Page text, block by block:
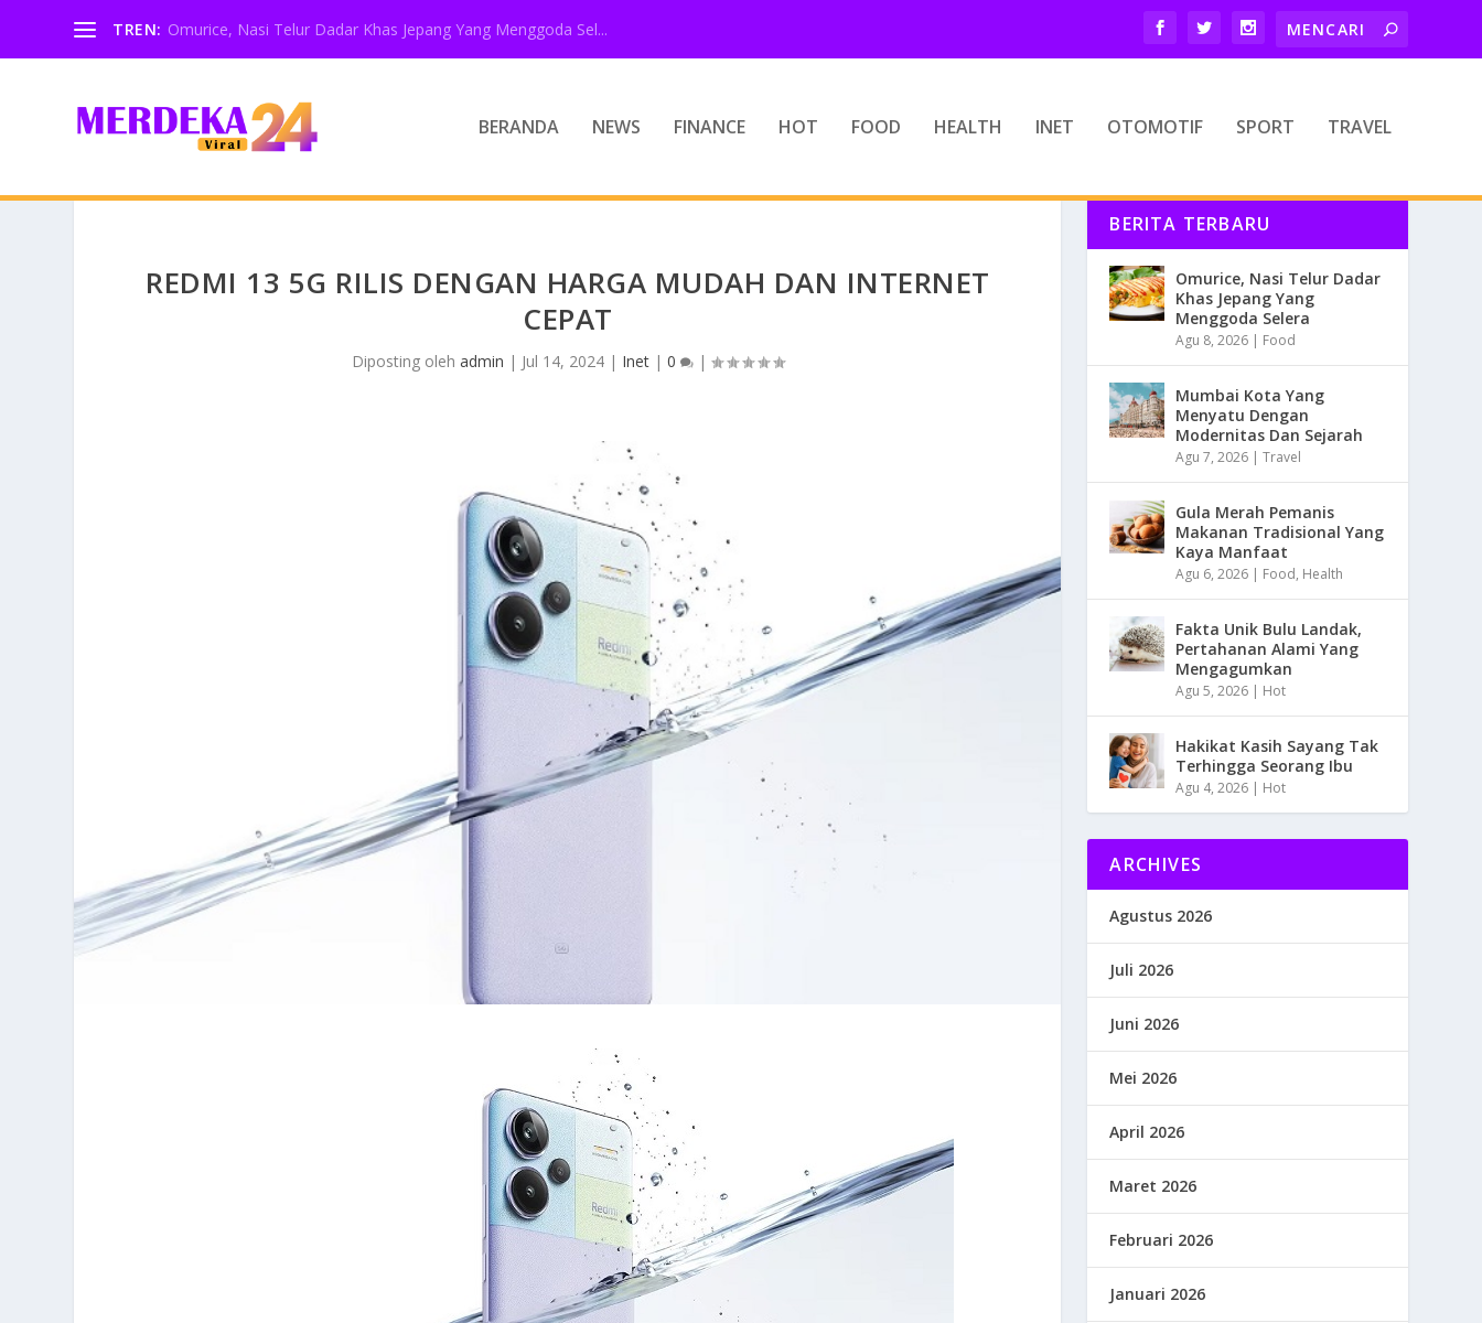
TREN: Omurice, Nasi Telur Dadar Khas Jepang Yang Menggoda Sel...
BERANDA NEWS FINANCE HOT FOOD HEALTH INET OTOMOTIF SPORT TRAVEL
REDMI 13 5G RILIS DENGAN HARGA MUDAH DAN INTERNET
CEPAT
Diposting oleh admin | Jul 14, 2024| Inet| 0 |
BERITA TERBARU
Omurice, Nasi Telur Dadar
Khas Jepang Yang
Menggoda Selera
Agu 8, 2026 | Food
Mumbai Kota Yang
Menyatu Dengan
Modernitas Dan Sejarah
Agu 7, 2026 |Travel
Gula Merah Pemanis
Makanan Tradisional Yang
Kaya Manfaat
Agu 6, 2026 | Food, Health
Fakta Unik Bulu Landak,
Pertahanan Alami Yang
Mengagumkan
Agu 5, 2026 | Hot
Hakikat Kasih Sayang Tak
Terhingga Seorang Ibu
Agu 4, 2026 | Hot
ARCHIVES
Agustus 2026
Juli 2026
Juni 2026
Mei 2026
April 2026
Maret 2026
Februari 2026
Januari 2026